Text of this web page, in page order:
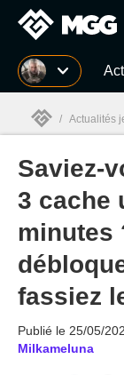
MGG
MGG
/ Actualités
Saviez-
3 cache
minutes
fassiez
Publié le 25/05/
Milkameluna